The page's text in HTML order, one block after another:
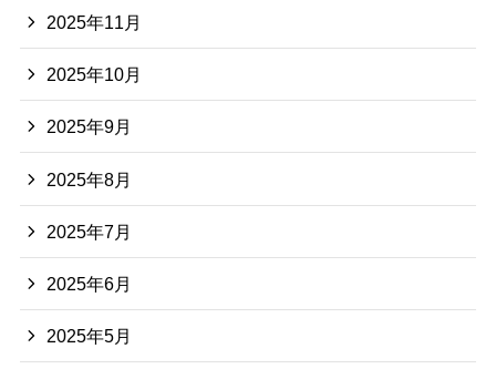
2025年11月
2025年10月
2025年9月
2025年8月
2025年7月
2025年6月
2025年5月